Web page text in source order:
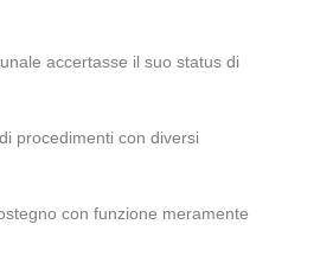
accertasse il suo status di
procedimenti con diversi
con funzione meramente